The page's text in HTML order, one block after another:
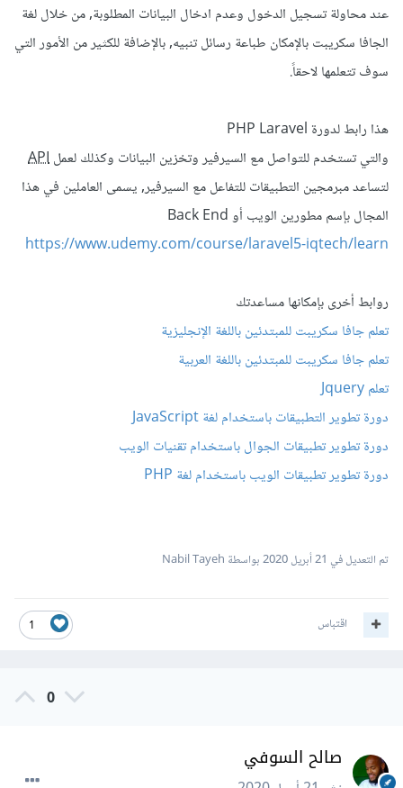
عند محاولة تسجيل الدخول وعدم ادخال البيانات المطلوبة, من خلال لغة
الجافا سكريبت بالإمكان طباعة رسائل تنبيه, بالإضافة للكثير من الأمور التي
سوف تتعلمها لاحقاً.
هذا رابط لدورة PHP Laravel
والتي تستخدم للتواصل مع السيرفير وتخزين البيانات وكذلك لعملAPI
لتساعد مبرمجين التطبيقات للتفاعل مع السيرفير, يسمى العاملين في هذا
المجال بإسم مطورين الويب أو Back End
https://www.udemy.com/course/laravel5-iqtech/learn
روابط أخرى بإمكانها مساعدتك
تعلم جافا سكريبت للمبتدئين باللغة الإنجليزية
تعلم جافا سكريبت للمبتدئين باللغة العربية
تعلم Jquery
دورة تطوير التطبيقات باستخدام لغة JavaScript
دورة تطوير تطبيقات الجوال باستخدام تقنيات الويب
دورة تطوير تطبيقات الويب باستخدام لغة PHP
تم التعديل في 21 أبريل 2020 بواسطة Nabil Tayeh
1 اقتباس
0
صالح السوفي